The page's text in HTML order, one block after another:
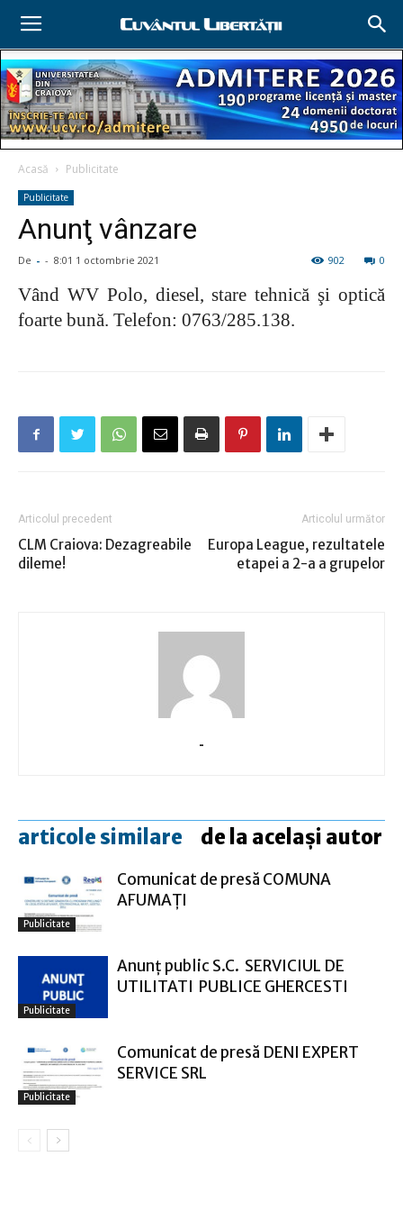
Acasă Publicitate
Publicitate
Anunţ vânzare
De - - 8:01 1 octombrie 2021 0
902
Vând WV Polo, diesel, stare tehnică şi optică
foarte bună. Telefon: 0763/285.138.
Articolul precedent
CLM Craiova: Dezagreabile
dileme!
Articolul următor
Europa League, rezultatele
etapei a 2-a a grupelor
-
articole similare de la același autor
Publicitate
Comunicat de presă COMUNA
AFUMAŢI
Publicitate
Anunţ public S.C. SERVICIUL DE
UTILITATI PUBLICE GHERCESTI
Publicitate
Comunicat de presă DENI EXPERT
SERVICE SRL